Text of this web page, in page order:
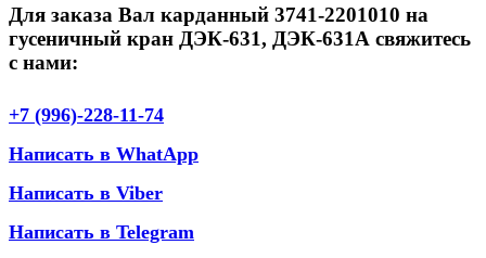
Для заказа Вал карданный 3741-2201010 на
гусеничный кран ДЭК-631, ДЭК-631А свяжитесь
с нами:
+7 (996)-228-11-74
Написать в WhatApp
Написать в Viber
Написать в Telegram